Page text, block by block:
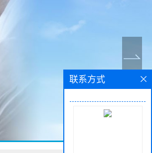
联系方式